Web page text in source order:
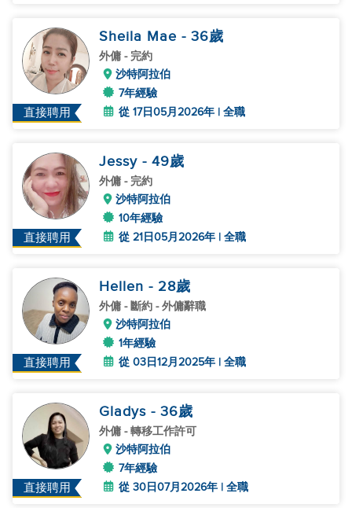
直接聘用
Sheila Mae - 36歲
外傭 - 完約
沙特阿拉伯
7年經驗
從 17日05月2026年 | 全職
直接聘用
Jessy - 49歲
外傭 - 完約
沙特阿拉伯
10年經驗
從 21日05月2026年 | 全職
直接聘用
Hellen - 28歲
外傭 - 斷約 - 外傭辭職
沙特阿拉伯
1年經驗
從 03日12月2025年 | 全職
直接聘用
Gladys - 36歲
外傭 - 轉移工作許可
沙特阿拉伯
7年經驗
從 30日07月2026年 | 全職